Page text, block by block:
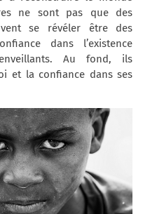
ne sont pas que des
se révéler être des
dans l’existence
Au fond, ils
et la confiance dans ses